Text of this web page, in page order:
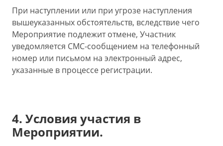
При наступлении или при угрозе наступления
вышеуказанных обстоятельств, вследствие чего
Мероприятие подлежит отмене, Участник
уведомляется СМС-сообщением на телефонный
номер или письмом на электронный адрес,
указанные в процессе регистрации.
4. Условия участия в
Мероприятии.